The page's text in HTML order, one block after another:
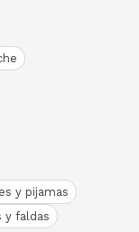
y pijamas
y faldas